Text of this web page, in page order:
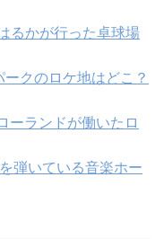
るかが行った卓球場
ークのロケ地はどこ？
ーランドが働いたロ
弾いている音楽ホー